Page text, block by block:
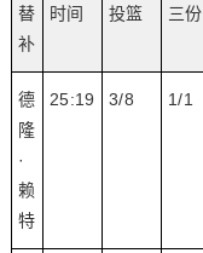
替
补
时间 投篮 三份
德
隆
·
赖
特
25:19 3/8 1/1